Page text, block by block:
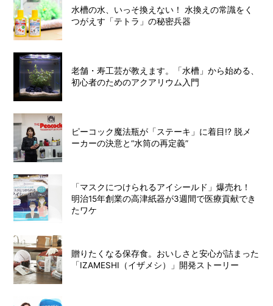
水槽の水、いっそ換えない！ 水換えの常識をく
つがえす「テトラ」の秘密兵器
老舗・寿工芸が教えます。「水槽」から始める、
初心者のためのアクアリウム入門
ピーコック魔法瓶が「ステーキ」に着目!? 脱メ
ーカーの決意と“水筒の再定義”
「マスクにつけられるアイシールド」爆売れ！
明治15年創業の高津紙器が3週間で医療貢献でき
たワケ
贈りたくなる保存食。おいしさと安心が詰まった
「IZAMESHI（イザメシ）」開発ストーリー